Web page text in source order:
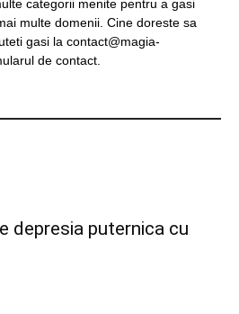
categorii menite pentru a gasi
multe domenii. Cine doreste sa
gasi la contact@magia-
de contact.
depresia puternica cu